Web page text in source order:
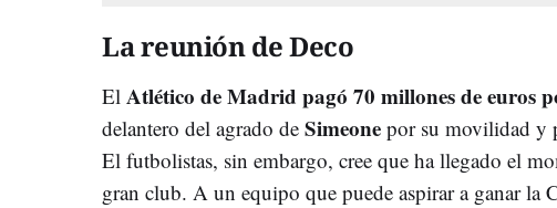
La reunión de Deco
El Atlético de Madrid pagó 70 millones de euros
delantero del agrado de Simeone por su movilidad y
El futbolistas, sin embargo, cree que ha llegado el
gran club. A un equipo que puede aspirar a ganar la